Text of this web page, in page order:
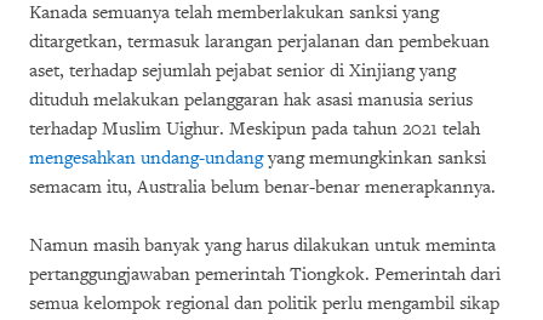
Kanada semuanya telah memberlakukan sanksi yang
ditargetkan, termasuk larangan perjalanan dan pembekuan
aset, terhadap sejumlah pejabat senior di Xinjiang yang
dituduh melakukan pelanggaran hak asasi manusia serius
terhadap Muslim Uighur. Meskipun pada tahun 2021 telah
mengesahkan undang-undangyang memungkinkan sanksi
semacam itu, Australia belum benar-benar menerapkannya.
Namun masih banyak yang harus dilakukan untuk meminta
pertanggungjawaban pemerintah Tiongkok. Pemerintah dari
semua kelompok regional dan politik perlu mengambil sikap